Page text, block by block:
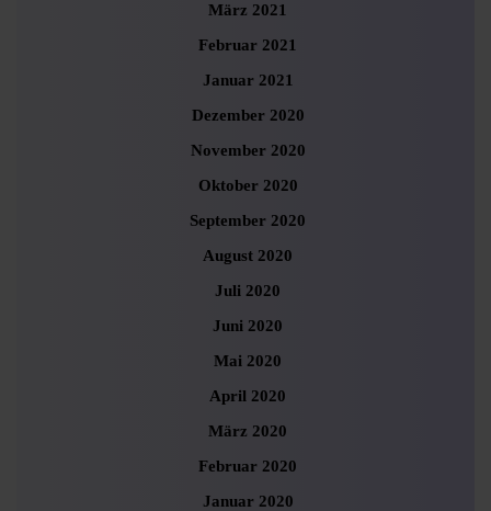
März 2021
Februar 2021
Januar 2021
Dezember 2020
November 2020
Oktober 2020
September 2020
August 2020
Juli 2020
Juni 2020
Mai 2020
April 2020
März 2020
Februar 2020
Januar 2020